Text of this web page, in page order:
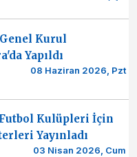
Kurul
Yapıldı
08 Haziran 2026, Pzt
Kulüpleri İçin
Yayınladı
03 Nisan 2026, Cum